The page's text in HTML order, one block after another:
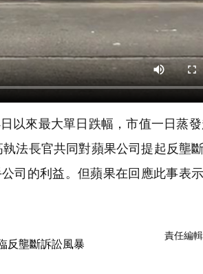
以來最大單日跌幅，市值一日蒸
法長官共同對蘋果公司提起反壟
司的利益。但蘋果在回應此事表
責任編